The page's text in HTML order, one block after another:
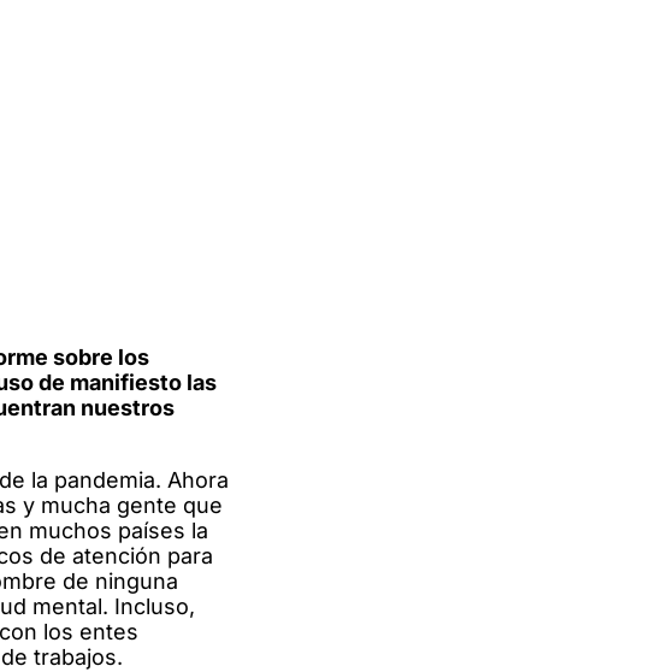
sobre los
de manifiesto las
nuestros
la pandemia. Ahora
y mucha gente que
muchos países la
de atención para
de ninguna
mental. Incluso,
los entes
trabajos.